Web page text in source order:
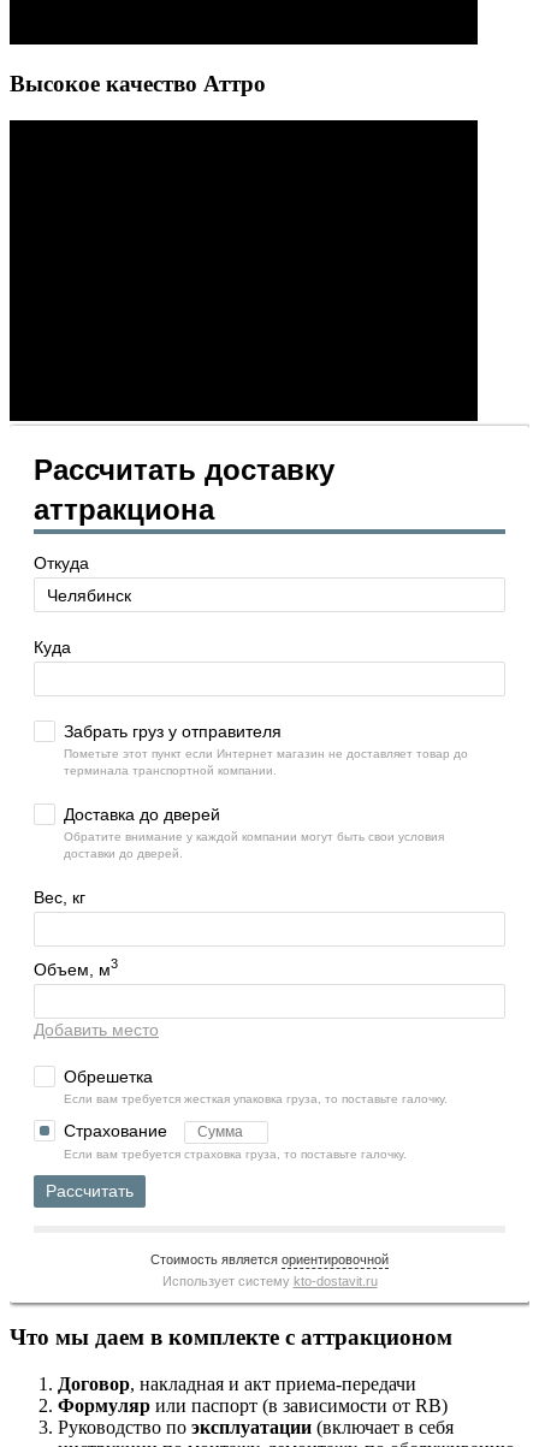
Высокое качество Аттро
Рассчитать доставку
аттракциона
Откуда
Куда
Забрать груз у отправителя
Пометьте этот пункт если Интернет магазин не доставляет товар до
терминала транспортной компании.
Доставка до дверей
Обратите внимание у каждой компании могут быть свои условия
доставки до дверей.
Вес, кг
Объем, м3
Добавить место
Обрешетка
Если вам требуется жесткая упаковка груза, то поставьте галочку.
Страхование
Если вам требуется страховка груза, то поставьте галочку.
Рассчитать
Стоимость является ориентировочной
Использует систему kto-dostavit.ru
Что мы даем в комплекте с аттракционом
Договор, накладная и акт приема-передачи
Формуляр или паспорт (в зависимости от RB)
Руководство по эксплуатации (включает в себя